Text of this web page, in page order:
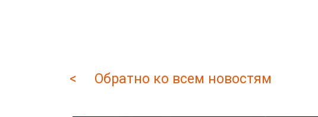
< Обратно ко всем новостям